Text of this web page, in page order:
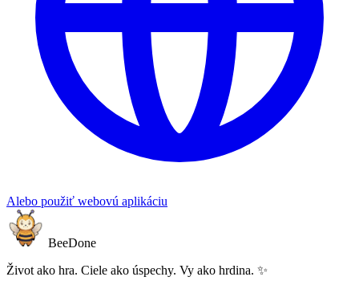
Alebo použiť webovú aplikáciu
BeeDone
Život ako hra. Ciele ako úspechy. Vy ako hrdina. ✨